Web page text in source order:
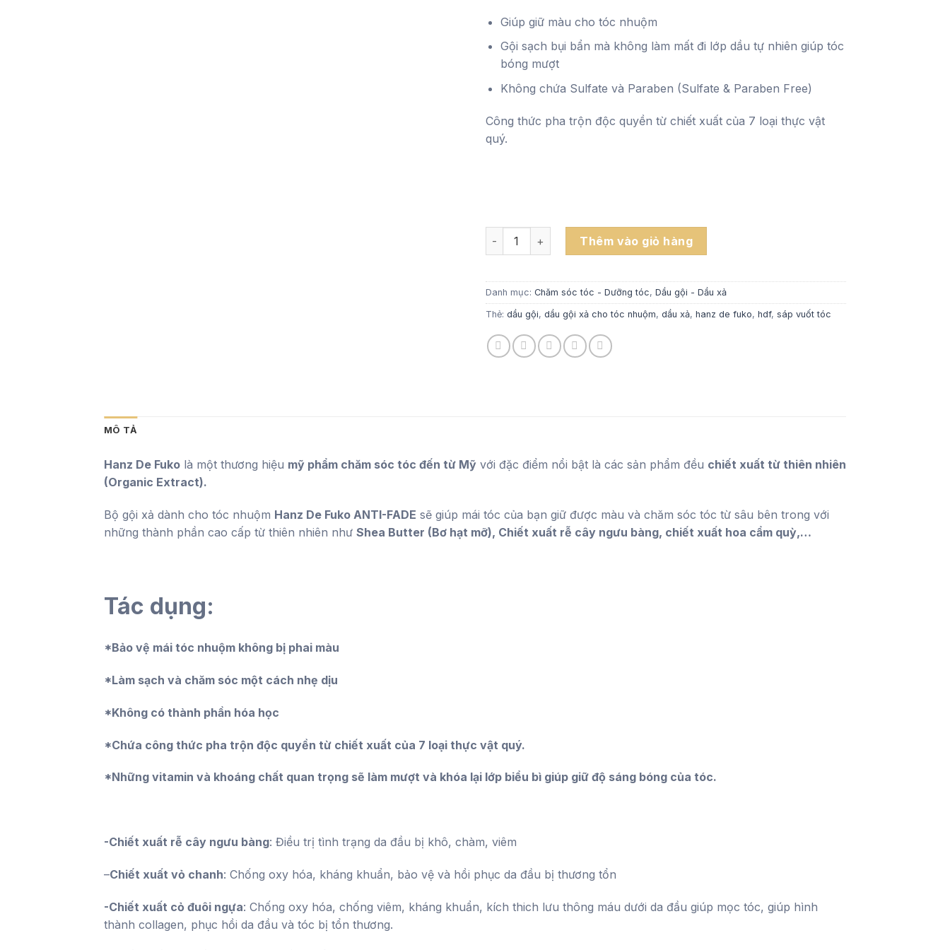
Giúp giữ màu cho tóc nhuộm
Gội sạch bụi bẩn mà không làm mất đi lớp dầu tự nhiên giúp tóc
bóng mượt
Không chứa Sulfate và Paraben (Sulfate & Paraben Free)
Công thức pha trộn độc quyền từ chiết xuất của 7 loại thực vật
quý.
Dầu Xả Hanz De Fuko Anti-Fade số lượng
Thêm vào giỏ hàng
Danh mục: Chăm sóc tóc - Dưỡng tóc, Dầu gội - Dầu xả
Thẻ: dầu gội, dầu gội xả cho tóc nhuộm, dầu xả, hanz de fuko, hdf, sáp vuốt tóc
MÔ TẢ
Hanz De Fuko là một thương hiệu mỹ phẩm chăm sóc tóc đến từ Mỹ với đặc điểm nổi bật là các sản phẩm đều chiết xuất từ thiên nhiên
(Organic Extract).
Bộ gội xả dành cho tóc nhuộm Hanz De Fuko ANTI-FADE sẽ giúp mái tóc của bạn giữ được màu và chăm sóc tóc từ sâu bên trong với
những thành phần cao cấp từ thiên nhiên như Shea Butter (Bơ hạt mỡ), Chiết xuất rễ cây ngưu bàng, chiết xuất hoa cẩm quỳ,…
Tác dụng:
*Bảo vệ mái tóc nhuộm không bị phai màu
*Làm sạch và chăm sóc một cách nhẹ dịu
*Không có thành phần hóa học
*Chứa công thức pha trộn độc quyền từ chiết xuất của 7 loại thực vật quý.
*Những vitamin và khoáng chất quan trọng sẽ làm mượt và khóa lại lớp biểu bì giúp giữ độ sáng bóng của tóc.
-Chiết xuất rễ cây ngưu bàng: Điều trị tình trạng da đầu bị khô, chàm, viêm
–Chiết xuất vỏ chanh: Chống oxy hóa, kháng khuẩn, bảo vệ và hồi phục da đầu bị thương tổn
-Chiết xuất cỏ đuôi ngựa: Chống oxy hóa, chống viêm, kháng khuẩn, kích thich lưu thông máu dưới da đầu giúp mọc tóc, giúp hình
thành collagen, phục hồi da đầu và tóc bị tổn thương.